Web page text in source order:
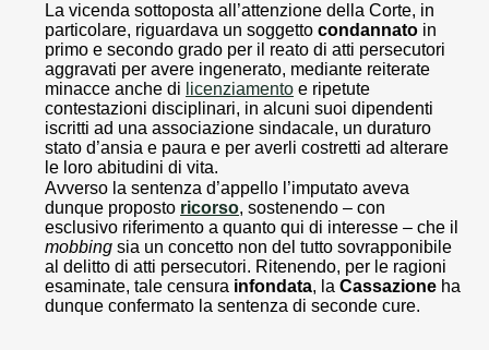
La vicenda sottoposta all’attenzione della Corte, in
particolare, riguardava un soggetto condannato in
primo e secondo grado per il reato di atti persecutori
aggravati per avere ingenerato, mediante reiterate
minacce anche di licenziamento e ripetute
contestazioni disciplinari, in alcuni suoi dipendenti
iscritti ad una associazione sindacale, un duraturo
stato d’ansia e paura e per averli costretti ad alterare
le loro abitudini di vita.
Avverso la sentenza d’appello l’imputato aveva
dunque proposto ricorso, sostenendo – con
esclusivo riferimento a quanto qui di interesse – che il
mobbing sia un concetto non del tutto sovrapponibile
al delitto di atti persecutori. Ritenendo, per le ragioni
esaminate, tale censura infondata, la Cassazione ha
dunque confermato la sentenza di seconde cure.